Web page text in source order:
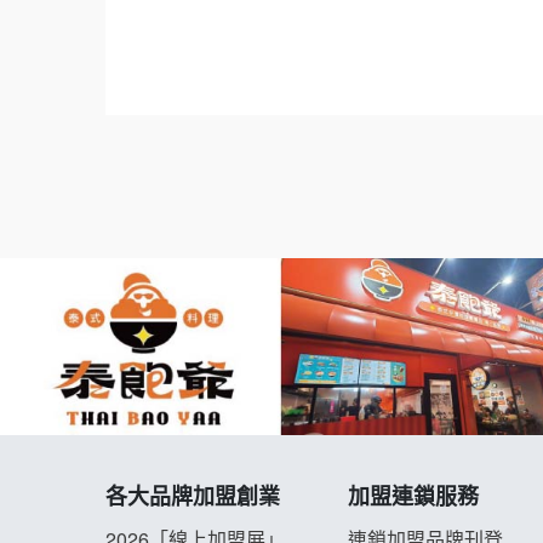
各大品牌加盟創業 加盟連鎖服務